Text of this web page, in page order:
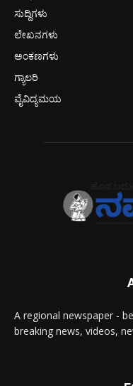
ಸುದ್ದಿಗಳು
ಲೇಖನಗಳು
ಅಂಕಣಗಳು
ಗ್ಯಾಲರಿ
ವೈವಿದ್ಯಮಯ
A regional newspaper -
breaking news, videos,